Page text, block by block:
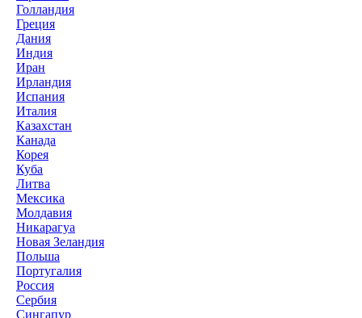
Голландия
Греция
Дания
Индия
Иран
Ирландия
Испания
Италия
Казахстан
Канада
Корея
Куба
Литва
Мексика
Молдавия
Никарагуа
Новая Зеландия
Польша
Португалия
Россия
Сербия
Сингапур